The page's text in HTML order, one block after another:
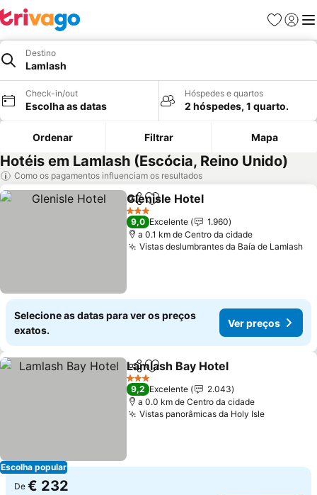
Favoritos
Iniciar
Destino
Lamlash
Check-in/out
Escolha as datas
Hóspedes e quartos
2 hóspedes, 1 quarto.
Ordenar Filtrar Mapa
Hotéis em Lamlash (Escócia, Reino Unido)
Como os pagamentos influenciam os resultados
PartilharAdicionar aos favoritos
Glenisle Hotel
3 Estrelas
9,0 Excelente
1.960
a 0.1 km de Centro da cidade
Vistas deslumbrantes da Baía de Lamlash
Selecione as datas para ver os preços
exatos.
Ver preços
Escolha popular
PartilharAdicionar aos favoritos
Lamlash Bay Hotel
3 Estrelas
9,2 Excelente
2.043
a 0.0 km de Centro da cidade
Vistas panorâmicas da Holy IsleVer
De € 232